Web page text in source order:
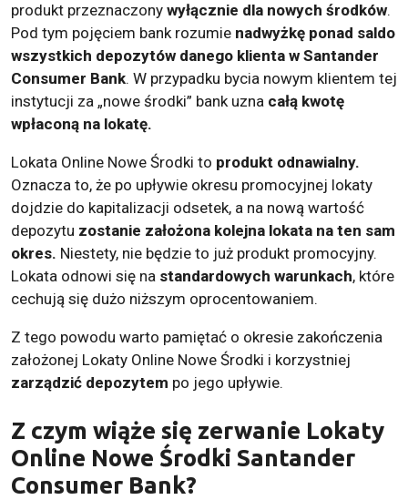
produkt przeznaczony wyłącznie dla nowych środków.
Pod tym pojęciem bank rozumie nadwyżkę ponad saldo
wszystkich depozytów danego klienta w Santander
Consumer Bank. W przypadku bycia nowym klientem tej
instytucji za „nowe środki” bank uzna całą kwotę
wpłaconą na lokatę.
Lokata Online Nowe Środki to produkt odnawialny.
Oznacza to, że po upływie okresu promocyjnej lokaty
dojdzie do kapitalizacji odsetek, a na nową wartość
depozytu zostanie założona kolejna lokata na ten sam
okres. Niestety, nie będzie to już produkt promocyjny.
Lokata odnowi się na standardowych warunkach, które
cechują się dużo niższym oprocentowaniem.
Z tego powodu warto pamiętać o okresie zakończenia
założonej Lokaty Online Nowe Środki i korzystniej
zarządzić depozytem po jego upływie.
Z czym wiąże się zerwanie Lokaty
Online Nowe Środki Santander
Consumer Bank?